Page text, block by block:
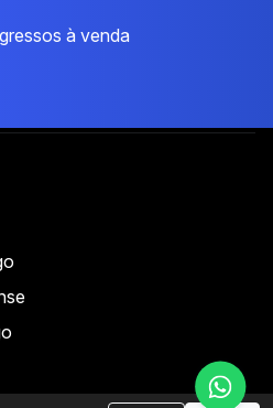
à venda